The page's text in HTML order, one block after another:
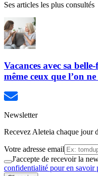
Ses articles les plus consultés
Vacances avec sa
même ceux que l’on
Newsletter
Recevez Aleteia chaque jour
Votre adresse email
J'accepte de recevoir la
confidentialité pour en savoir